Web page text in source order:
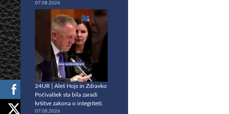
07.08.2026
24UR | Aleš Hojs in Zdravko
Počivalšek sta bila zaradi
kršitve zakona o integriteti.
07.08.2026